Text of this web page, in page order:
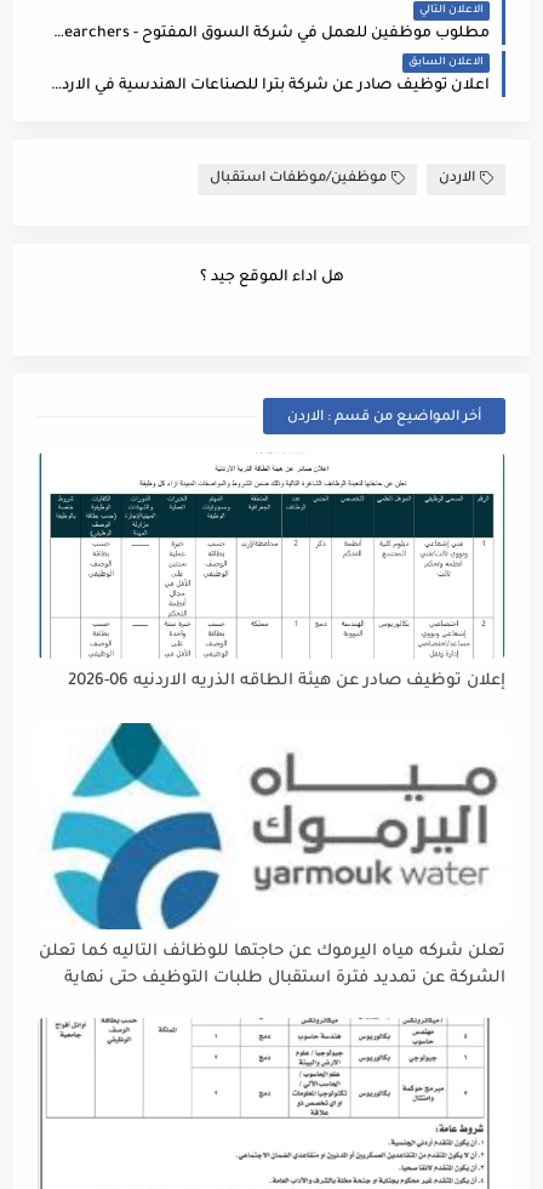
الاعلان التالي
مطلوب موظفين للعمل في شركة السوق المفتوح - Keyword researchers
الاعلان السابق
اعلان توظيف صادر عن شركة بترا للصناعات الهندسية في الاردن / Studies Engineer - PEtra Engineering Industries Co.
الاردن موظفين/موظفات استقبال
هل اداء الموقع جيد ؟
أخر المواضيع من قسم : الاردن
إعلان توظيف صادر عن هيئة الطاقه الذريه الاردنيه 06-2026
تعلن شركه مياه اليرموك عن حاجتها للوظائف التاليه كما تعلن
الشركة عن تمديد فترة استقبال طلبات التوظيف حتى نهاية
إتاحة الفرصة الكافية أمام الجميع لاستكمال إجراءات التقديم.